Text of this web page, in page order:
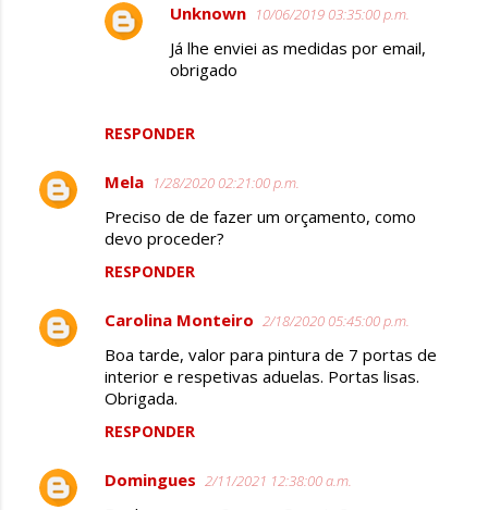
RESPONDER
Unknown 10/06/2019 03:35:00 p.m.
Já lhe enviei as medidas por email,
obrigado
Mela 1/28/2020 02:21:00 p.m.
Preciso de de fazer um orçamento, como
devo proceder?
RESPONDER
Carolina Monteiro 2/18/2020 05:45:00 p.m.
Boa tarde, valor para pintura de 7 portas de
interior e respetivas aduelas. Portas lisas.
Obrigada.
RESPONDER
Domingues 2/11/2021 12:38:00 a.m.